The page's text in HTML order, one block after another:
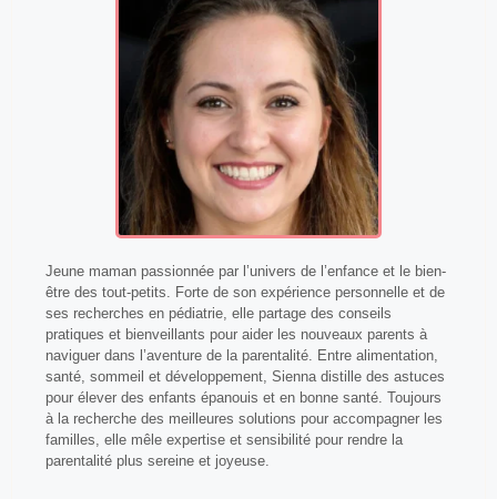
Jeune maman passionnée par l’univers de l’enfance et le bien-
être des tout-petits. Forte de son expérience personnelle et de
ses recherches en pédiatrie, elle partage des conseils
pratiques et bienveillants pour aider les nouveaux parents à
naviguer dans l’aventure de la parentalité. Entre alimentation,
santé, sommeil et développement, Sienna distille des astuces
pour élever des enfants épanouis et en bonne santé. Toujours
à la recherche des meilleures solutions pour accompagner les
familles, elle mêle expertise et sensibilité pour rendre la
parentalité plus sereine et joyeuse.